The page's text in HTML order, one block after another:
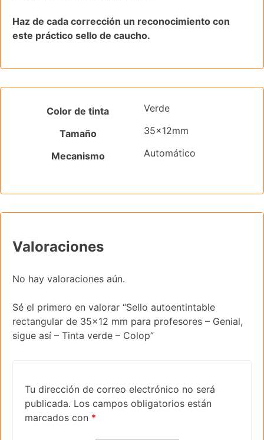
Haz de cada corrección un reconocimiento con
este práctico sello de caucho.
Color de tinta Verde
Tamaño 35x12mm
Mecanismo Automático
Valoraciones
No hay valoraciones aún.
Sé el primero en valorar “Sello autoentintable
rectangular de 35×12 mm para profesores – Genial,
sigue así – Tinta verde – Colop”
Tu dirección de correo electrónico no será
publicada. Los campos obligatorios están
marcados con *